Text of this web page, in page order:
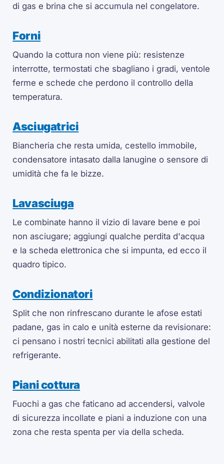
di gas e brina che si accumula nel congelatore.
Forni
Quando la cottura non viene più: resistenze
interrotte, termostati che sbagliano i gradi, ventole
ferme e schede che perdono il controllo della
temperatura.
Asciugatrici
Biancheria che resta umida, cestello immobile,
condensatore intasato dalla lanugine o sensore di
umidità che fa le bizze.
Lavasciuga
Le combinate hanno il vizio di lavare bene e poi
non asciugare; aggiungi qualche perdita d'acqua
e la scheda elettronica che si impunta, ed ecco il
quadro tipico.
Condizionatori
Split che non rinfrescano durante le afose estati
padane, gas in calo e unità esterne da revisionare:
ci pensano i nostri tecnici abilitati alla gestione del
refrigerante.
Piani cottura
Fuochi a gas che faticano ad accendersi, valvole
di sicurezza incollate e piani a induzione con una
zona che resta spenta per via della scheda.